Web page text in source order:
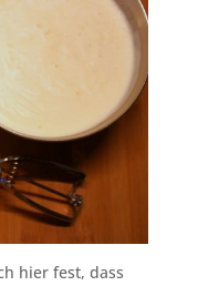
hier fest, dass